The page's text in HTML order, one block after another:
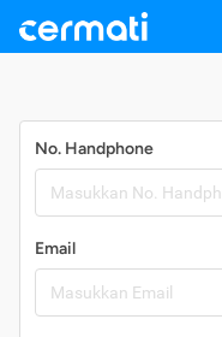
No. Handphone
Email